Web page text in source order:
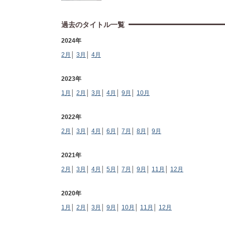
過去のタイトル一覧
2024年
2月
3月 4月
2023年
1月
2月 3月 4月 9月 10月
2022年
2月
3月 4月 6月 7月 8月 9月
2021年
2月
3月 4月 5月 7月 9月 11月 12月
2020年
1月
2月 3月 9月 10月 11月 12月